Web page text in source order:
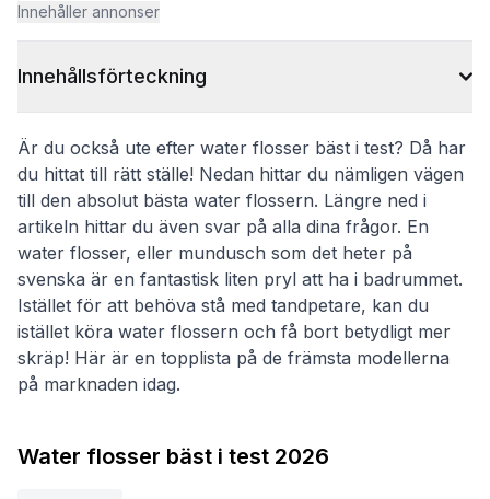
Innehåller annonser
Innehållsförteckning
Är du också ute efter water flosser bäst i test? Då har
du hittat till rätt ställe! Nedan hittar du nämligen vägen
till den absolut bästa water flossern. Längre ned i
artikeln hittar du även svar på alla dina frågor. En
water flosser, eller mundusch som det heter på
svenska är en fantastisk liten pryl att ha i badrummet.
Istället för att behöva stå med tandpetare, kan du
istället köra water flossern och få bort betydligt mer
skräp! Här är en topplista på de främsta modellerna
på marknaden idag.
Water flosser bäst i test 2026